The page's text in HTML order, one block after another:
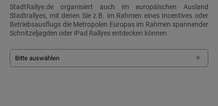
StadtRallye.de organisiert auch im europäischen Ausland
Stadtrallyes, mit denen Sie z.B. im Rahmen eines Incentives oder
Betriebsausflugs die Metropolen Europas im Rahmen spannender
Schnitzeljagden oder iPad Rallyes entdecken können.